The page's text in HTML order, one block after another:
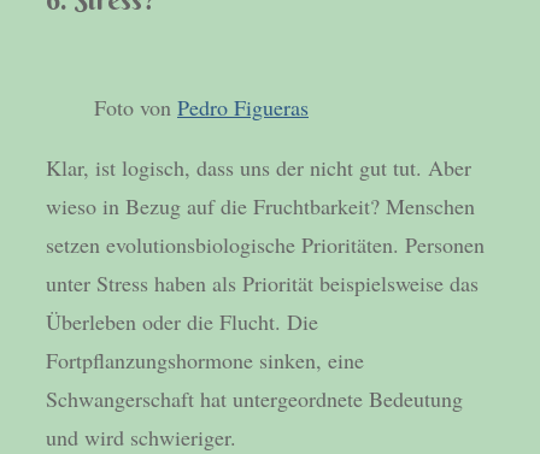
Foto von Pedro Figueras
Klar, ist logisch, dass uns der nicht gut tut. Aber
wieso in Bezug auf die Fruchtbarkeit? Menschen
setzen evolutionsbiologische Prioritäten. Personen
unter Stress haben als Priorität beispielsweise das
Überleben oder die Flucht. Die
Fortpflanzungshormone sinken, eine
Schwangerschaft hat untergeordnete Bedeutung
und wird schwieriger.